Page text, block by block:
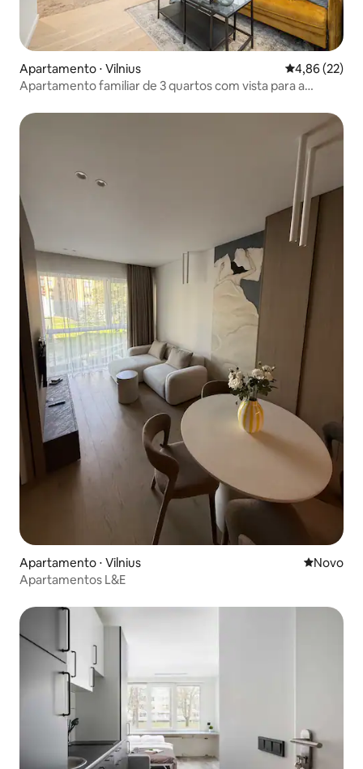
Apartamento ⋅ Vilnius 4,86 de uma
4,86 (22)
Apartamento familiar de 3 quartos com vista para a
Apartamento ⋅ Vilnius Novo
Novo
Apartamentos L&E